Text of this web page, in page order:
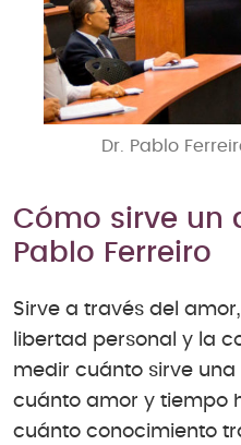
Dr. Pablo
Cómo sirve un
Pablo Ferreiro
Sirve a través del
libertad personal y la
medir cuánto sirve
cuánto amor y tiempo
cuánto conocimiento